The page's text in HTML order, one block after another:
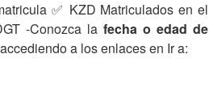
✅ KZD Matriculados en el
-Conozca lafecha o edad de
accediendo a los enlaces en Ir a: